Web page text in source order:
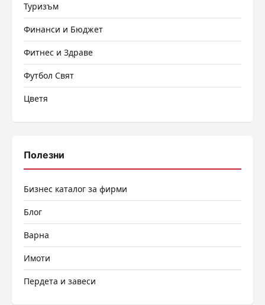
Туризъм
Финанси и Бюджет
Фитнес и Здраве
Футбол Свят
Цветя
Полезни
Бизнес каталог за фирми
Блог
Варна
Имоти
Пердета и завеси